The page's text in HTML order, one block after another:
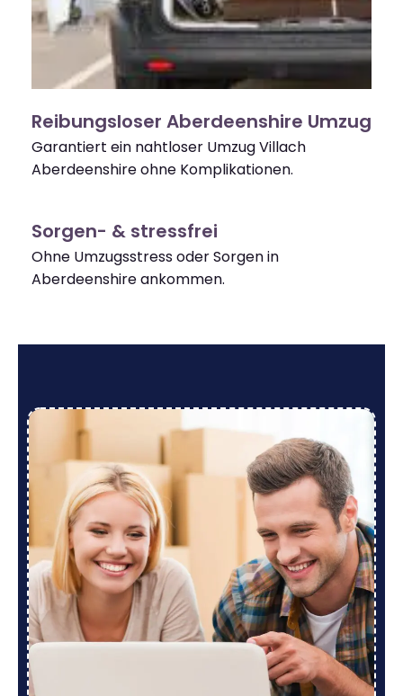
Reibungsloser Aberdeenshire Umzug
Garantiert ein nahtloser Umzug Villach
Aberdeenshire ohne Komplikationen.
Sorgen- & stressfrei
Ohne Umzugsstress oder Sorgen in
Aberdeenshire ankommen.